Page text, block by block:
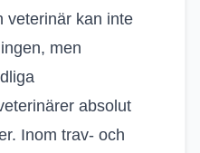
veterinär kan inte
men
absolut
Inom trav- och